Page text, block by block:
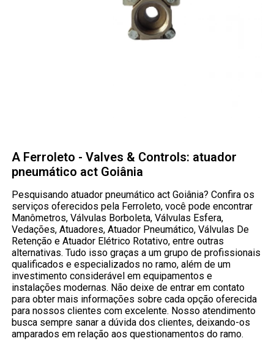
A Ferroleto - Valves & Controls: atuador
pneumático act Goiânia
Pesquisando atuador pneumático act Goiânia? Confira os
serviços oferecidos pela Ferroleto, você pode encontrar
Manômetros, Válvulas Borboleta, Válvulas Esfera,
Vedações, Atuadores, Atuador Pneumático, Válvulas De
Retenção e Atuador Elétrico Rotativo, entre outras
alternativas. Tudo isso graças a um grupo de profissionais
qualificados e especializados no ramo, além de um
investimento considerável em equipamentos e
instalações modernas. Não deixe de entrar em contato
para obter mais informações sobre cada opção oferecida
para nossos clientes com excelente. Nosso atendimento
busca sempre sanar a dúvida dos clientes, deixando-os
amparados em relação aos questionamentos do ramo.